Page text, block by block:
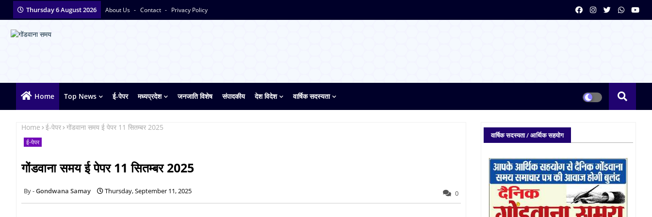
Thursday 6 August 2026 About Us Contact Privacy Policy
Home Top News ई-पेपर मध्यप्रदेश जनजाति विशेष संपादकीय देश विदेश वार्षिक सदस्यता
Home ई-पेपर गोंडवाना समय ई पेपर 11 सितम्बर 2025
ई-पेपर
गोंडवाना समय ई पेपर 11 सितम्बर 2025
Gondwana Samay Thursday, September 11, 2025 0
वार्षिक सदस्यता / आर्थिक सहयोग